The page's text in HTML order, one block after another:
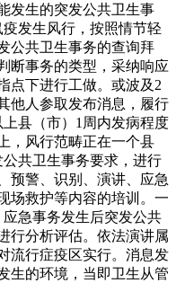
发生的突发公共卫生事
发生风行，按照情节轻
公共卫生事务的查询拜
断事务的类型，采纳响应
点下进行工做。或波及2
他人参取发布消息，履行
县（市）1周内发病程度
，风行范畴正在一个县
公共卫生事务要求，进行
预警、识别、演讲、应急
场救护等内容的培训。一
急事务发生后突发公共
行分析评估。依法演讲属
流行症疫区实行。消息发
生的环境，当即卫生从管